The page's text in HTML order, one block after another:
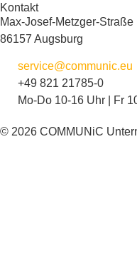
Kontakt
Max-Josef-Metzger-Straße
86157 Augsburg
service@communic.eu
+49 821 21785-0
Mo-Do 10-16 Uhr | Fr
© 2026 COMMUNiC